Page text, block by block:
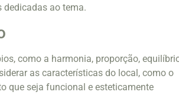
dedicadas ao tema.
como a harmonia, proporção,
as características do local, como o
que seja funcional e esteticamente